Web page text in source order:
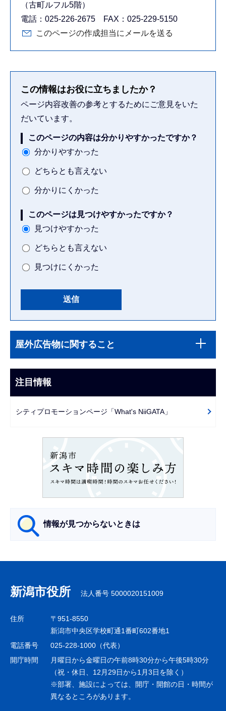
（古町ルフル5階）
電話：025-226-2675 FAX：025-229-5150
このページの作成担当にメールを送る
この情報はお役に立ちましたか？
ページ内容改善の参考とするためにご意見をいた
だいています。
このページの内容は分かりやすかったですか？
分かりやすかった
どちらとも言えない
分かりにくかった
このページは見つけやすかったですか？
見つけやすかった
どちらとも言えない
見つけにくかった
文
こ
ま
で
ビ
ー
屋外広告物に関すること
注目情報
シティプロモーションページ「What's NiiGATA」
情報が見つからないときは
ナ
ビ
ゲ
シ
ョ
新潟市役所 法人番号 5000020151009
住所
〒951-8550
新潟市中央区学校町通1番町602番地1
電話番号
025-228-1000（代表）
開庁時間
月曜日から金曜日の午前8時30分から午後5時30分
（祝・休日、12月29日から1月3日を除く）
※部署、施設によっては、開庁・開館の日・時間が
異なるところがあります。